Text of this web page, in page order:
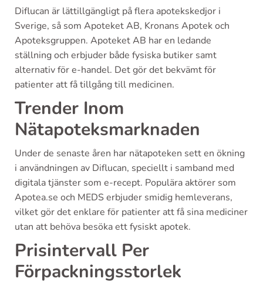
Diflucan är lättillgängligt på flera apotekskedjor i
Sverige, så som Apoteket AB, Kronans Apotek och
Apoteksgruppen. Apoteket AB har en ledande
ställning och erbjuder både fysiska butiker samt
alternativ för e-handel. Det gör det bekvämt för
patienter att få tillgång till medicinen.
Trender Inom
Nätapoteksmarknaden
Under de senaste åren har nätapoteken sett en ökning
i användningen av Diflucan, speciellt i samband med
digitala tjänster som e-recept. Populära aktörer som
Apotea.se och MEDS erbjuder smidig hemleverans,
vilket gör det enklare för patienter att få sina mediciner
utan att behöva besöka ett fysiskt apotek.
Prisintervall Per
Förpackningsstorlek